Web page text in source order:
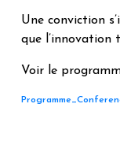
Une conviction
que l’innovation
Voir le